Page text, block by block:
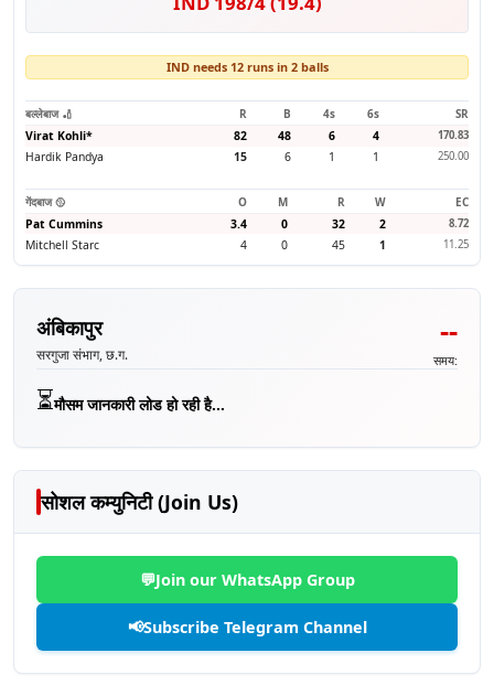
IND needs 12 runs in 2 balls
बल्लेबाज 🏏 R B 4s 6s
SR
Virat Kohli* 82 48 6 4 170.83
Hardik Pandya 15 6 1 1 250.00
गेंदबाज 🥎 O M R W
EC
Pat Cummins
3.4 0 32 2 8.72
Mitchell Starc 4 0 45 1 11.25
अंबिकापुर
सरगुजा संभाग, छ.ग.
--
समय:
⏳मौसम जानकारी लोड हो रही है...
सोशल कम्युनिटी (Join Us)
💬Join our WhatsApp Group
📢Subscribe Telegram Channel